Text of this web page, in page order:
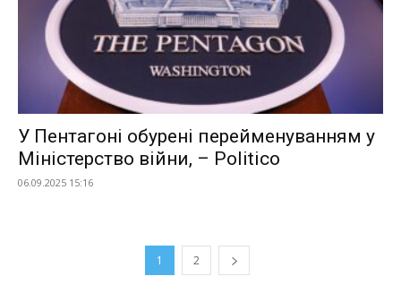
У Пентагоні обурені перейменуванням у
Міністерство війни, – Politico
06.09.2025 15:16
1 2